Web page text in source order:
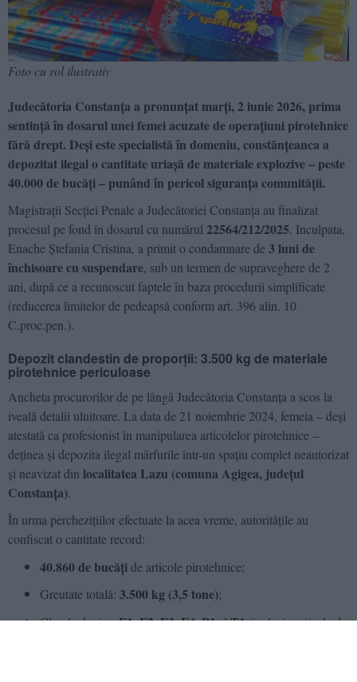
Foto cu rol ilustrativ
Judecătoria Constanța a pronunțat marți, 2 iunie 2026, prima
sentință în dosarul unei femei acuzate de operațiuni pirotehnice
fără drept. Deși este specialistă în domeniu, constănțeanca a
depozitat ilegal o cantitate uriașă de materiale explozive – peste
40.000 de bucăți – punând în pericol siguranța comunității.
Magistrații Secției Penale a Judecătoriei Constanța au finalizat
procesul pe fond în dosarul cu numărul 22564/212/2025. Inculpata,
Enache Ștefania Cristina, a primit o condamnare de 3 luni de
închisoare cu suspendare, sub un termen de supraveghere de 2
ani, după ce a recunoscut faptele în baza procedurii simplificate
(reducerea limitelor de pedeapsă conform art. 396 alin. 10
C.proc.pen.).
Depozit clandestin de proporții: 3.500 kg de materiale
pirotehnice periculoase
Ancheta procurorilor de pe lângă Judecătoria Constanța a scos la
iveală detalii uluitoare. La data de 21 noiembrie 2024, femeia – deși
atestată ca profesionist în manipularea articolelor pirotehnice –
deținea și depozita ilegal mărfurile într-un spațiu complet neautorizat
și neavizat din localitatea Lazu (comuna Agigea, județul
Constanța).
În urma perchezițiilor efectuate la acea vreme, autoritățile au
confiscat o cantitate record:
40.860 de bucățide articole pirotehnice;
Greutate totală: 3.500 kg (3,5 tone);
Clasele de risc:F1, F2, F3, F4, P1 și T1(inclusiv articole de